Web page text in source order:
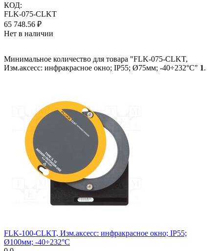
КОД:
FLK-075-CLKT
65 748.56 ₽
Нет в наличии
Минимальное количество для товара "FLK-075-CLKT,
Изм.аксесс: инфракрасное окно; IP55; Ø75мм; -40÷232°C" 1.
FLK-100-CLKT, Изм.аксесс: инфракрасное окно; IP55;
Ø100мм; -40÷232°C